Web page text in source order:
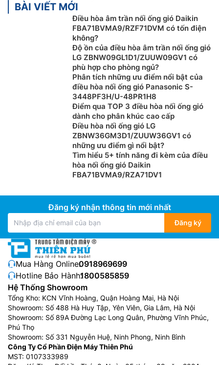
Duy trì không khí ấm áp/mát mẻ
Thuộc dòng máy 2 chiều nên có thểđiều hòa
khí mang lại cảm giác thoải mái cho mọi không gian,
giúp bạn luôn cảm thấy mát mẻ trong mùa nóng và
tận hưởng không khí ấm áp vào mùa lạnh. Đảm bảo
mọi người cảm thấy thoải mái quanh năm.
Chế độ POWERFUL làm mát dễ chịu tức
thời
Khi bật Chế độ POWERFUL, nhiệt độ cài đặt sẽ được
điều chỉnh thấp hơn và quạt quay nhanh hơn, giúp làm
mát mạnh mẽ tức thì khi bạn cần làm mát không gian
nhanh chóng.
BÀI VIẾT MỚI
Điều hòa âm trần nối ống gió Daikin
FBA71BVMA9/RZF71DVM có tốn điện
không?
Độ ồn của điều hòa âm trần nối ống gió
LG ZBNW09GL1D1/ZUUW09GV1 có
phù hợp cho phòng ngủ?
Phân tích những ưu điểm nổi bật của
điều hòa nối ống gió Panasonic S-
3448PF3H/U-48PR1H8
Điểm qua TOP 3 điều hòa nối ống gió
dành cho phân khúc cao cấp
Điều hòa nối ống gió LG
ZBNW36GM3D1/ZUUW36GV1 có
những ưu điểm gì nổi bật?
Tìm hiểu 5+ tính năng đi kèm của điều
hòa nối ống gió Daikin
FBA71BVMA9/RZA71DV1
Đăng ký nhận thông tin mới nhất
Đăng ký
Mua Hàng Online:0918969699
Hotline Bảo Hành:1800585859
Hệ Thống Showroom
Tổng Kho: KCN Vĩnh Hoàng, Quận Hoàng Mai, Hà Nội
Showroom: Số 488 Hà Huy Tập, Yên Viên, Gia Lâm, Hà Nội
Showroom: Số 89A Đường Lạc Long Quân, Phường Vĩnh Phúc,
Phú Thọ
Showroom: Số 331 Nguyễn Huệ, Ninh Phong, Ninh Bình
Công Ty Cổ Phần Điện Máy Thiên Phú
MST: 0107333989